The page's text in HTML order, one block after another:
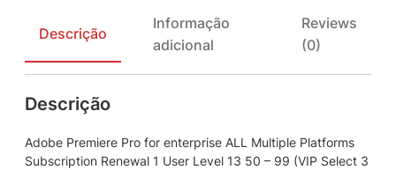
Descrição
Informação
adicional
Reviews
(0)
Descrição
Adobe Premiere Pro for enterprise ALL Multiple Platforms
Subscription Renewal 1 User Level 13 50 – 99 (VIP Select 3